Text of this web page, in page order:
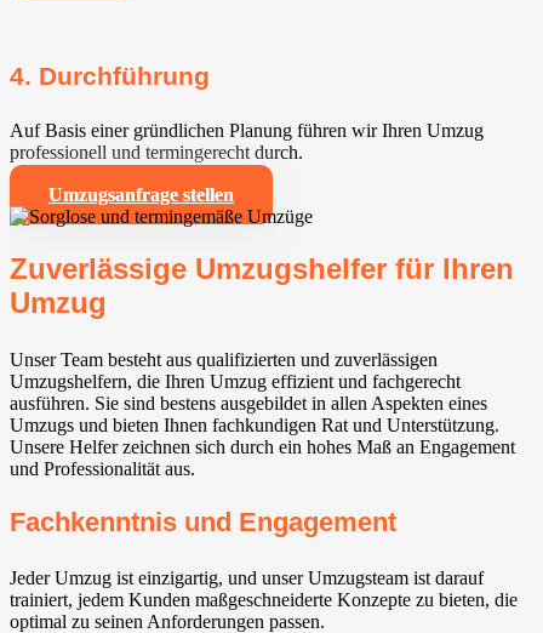
4. Durchführung
Auf Basis einer gründlichen Planung führen wir Ihren Umzug
professionell und termingerecht durch.
Umzugsanfrage stellen
Zuverlässige Umzugshelfer für Ihren
Umzug
Unser Team besteht aus qualifizierten und zuverlässigen
Umzugshelfern, die Ihren Umzug effizient und fachgerecht
ausführen. Sie sind bestens ausgebildet in allen Aspekten eines
Umzugs und bieten Ihnen fachkundigen Rat und Unterstützung.
Unsere Helfer zeichnen sich durch ein hohes Maß an Engagement
und Professionalität aus.
Fachkenntnis und Engagement
Jeder Umzug ist einzigartig, und unser Umzugsteam ist darauf
trainiert, jedem Kunden maßgeschneiderte Konzepte zu bieten, die
optimal zu seinen Anforderungen passen.